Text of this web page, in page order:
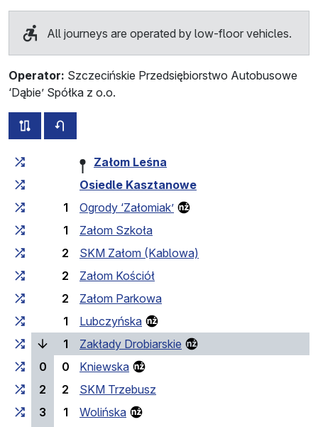
All journeys are operated by low-floor vehicles.
Operator: Szczecińskie Przedsiębiorstwo Autobusowe
‘Dąbie’ Spółka z o.o.
all routes of this line
Cumulative travel time Travel time between stops
Załom Leśna
Osiedle Kasztanowe
1
Ogrody ‘Załomiak’
1
Załom Szkoła
2
SKM Załom (Kablowa)
2
Załom Kościół
2
Załom Parkowa
1
Lubczyńska
1
Zakłady Drobiarskie
0
0
Kniewska
2
2
SKM Trzebusz
3
1
Wolińska